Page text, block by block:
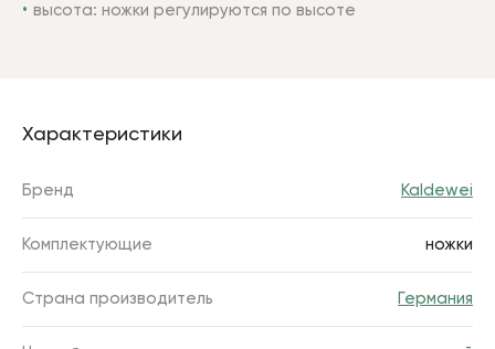
высота: ножки регулируются по высоте
Характеристики
Бренд Kaldewei
Комплектующие ножки
Страна производитель Германия